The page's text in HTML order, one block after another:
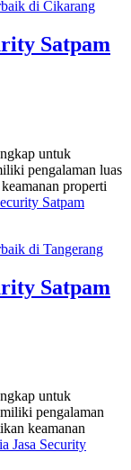
Satpam
untuk
pengalaman luas
properti
Satpam
Satpam
untuk
pengalaman
keamanan
Jasa Security